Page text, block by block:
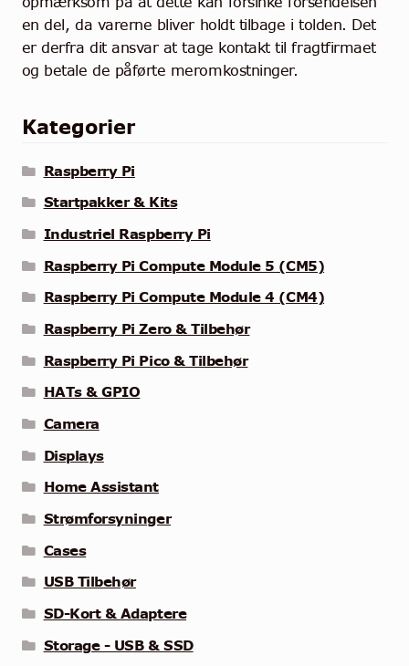
en del, da varerne bliver holdt tilbage i tolden. Det
er derfra dit ansvar at tage kontakt til fragtfirmaet
og betale de påførte meromkostninger.
Kategorier
Raspberry Pi
Startpakker & Kits
Industriel Raspberry Pi
Raspberry Pi Compute Module 5 (CM5)
Raspberry Pi Compute Module 4 (CM4)
Raspberry Pi Zero & Tilbehør
Raspberry Pi Pico & Tilbehør
HATs & GPIO
Camera
Displays
Home Assistant
Strømforsyninger
Cases
USB Tilbehør
SD-Kort & Adaptere
Storage - USB & SSD